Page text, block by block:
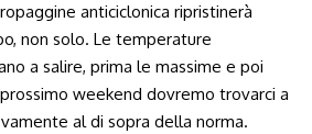
anticiclonica ripristinerà
non solo. Le temperature
a salire, prima le massime e poi
weekend dovremo trovarci a
al di sopra della norma.